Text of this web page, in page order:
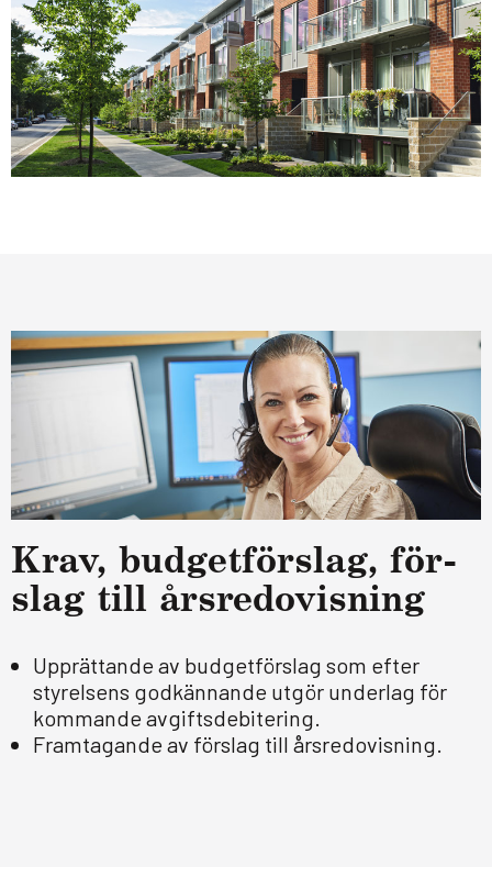
Krav, bud­get­för­slag, för­
slag till års­re­do­vis­ning
Upprättande av budgetförslag som efter
styrelsens godkännande utgör underlag för
kommande avgiftsdebitering.
Framtagande av förslag till årsredovisning.